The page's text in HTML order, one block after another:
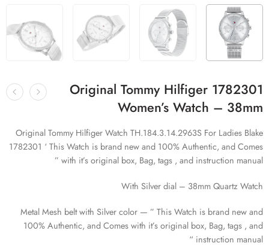
Original Tommy Hilfiger 1782301
Women’s Watch – 38mm
Original Tommy Hilfiger Watch TH.184.3.14.2963S For Ladies Blake
1782301 ‘ This Watch is brand new and 100% Authentic, and Comes
with it’s original box, Bag, tags , and instruction manual ”
With Silver dial – 38mm Quartz Watch
Metal Mesh belt with Silver color — ” This Watch is brand new and
100% Authentic, and Comes with it’s original box, Bag, tags , and
instruction manual “